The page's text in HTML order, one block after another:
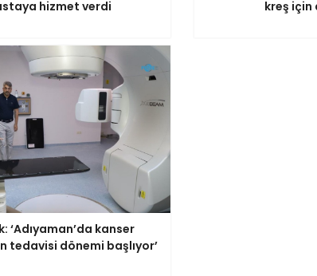
hizmet verdi
kreş için
‘Adıyaman’da kanser
tedavisi dönemi başlıyor’